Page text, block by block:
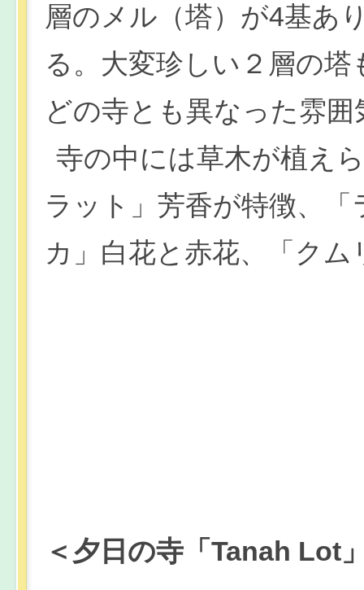
層のメル（塔）が4基あ
る。大変珍しい２層の
どの寺とも異なった雰
寺の中には草木が植え
ラット」芳香が特徴、
カ」白花と赤花、「ク
＜夕日の寺「Tanah Lot